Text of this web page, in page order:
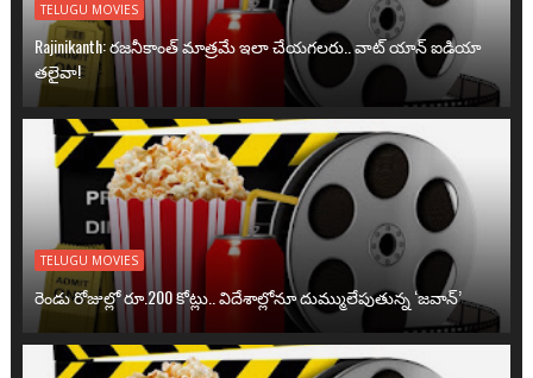
TELUGU MOVIES
Rajinikanth: రజనీకాంత్ మాత్రమే ఇలా చేయగలరు.. వాట్ యాన్ ఐడియా
తలైవా!
TELUGU MOVIES
రెండు రోజుల్లో రూ.200 కోట్లు.. విదేశాల్లోనూ దుమ్ములేపుతున్న ‘జవాన్’